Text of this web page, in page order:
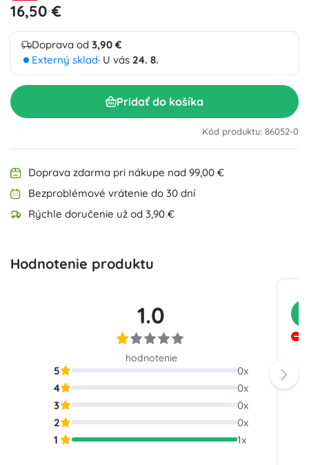
16,50 €
Doprava od 3,90 €
Externý sklad· U vás 24. 8.
Pridať do košíka
Kód produktu: 86052-0
Doprava zdarma pri nákupe nad 99,00 €
Bezproblémové vrátenie do 30 dní
Rýchle doručenie už od 3,90 €
Hodnotenie produktu
1.0
hodnotenie
5 0x
4
0x
3
0x
2
0x
1
1x